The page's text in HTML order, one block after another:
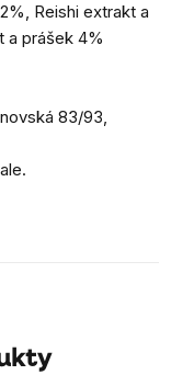
Reishi extrakt a
a prášek 4%
83/93,